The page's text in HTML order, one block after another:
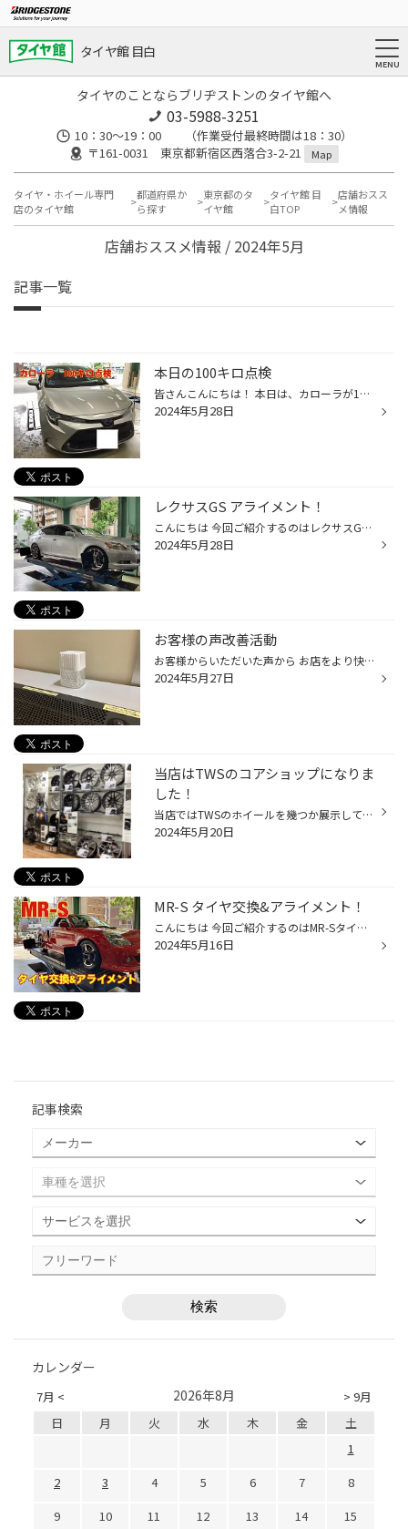
タイヤ館 目白
タイヤのことならブリヂストンのタイヤ館へ
03-5988-3251
10：30～19：00 （作業受付最終時間は18：30）
〒161-0031 東京都新宿区西落合3-2-21
Map
タイヤ・ホイール専門
店のタイヤ館
都道府県か
ら探す
東京都のタ
イヤ館
タイヤ館 目
白TOP
店舗おスス
メ情報
店舗おススメ情報 / 2024年5月
記事一覧
本日の100キロ点検
皆さんこんにちは！ 本日は、カローラが100km点検でご来店されました！ ありがとうございます！ 新品のタイヤはしばらく走るとホイールに馴染み 空気圧の変化が起こったり、 ナット・ボルトの締め付けトルクにバラつきが生じる場合が 稀にあります。 100km点検とはそういった走行後の変化を しっか...
2024年5月28日
レクサスGS アライメント！
こんにちは 今回ご紹介するのはレクサスGS アライメントです。 今回のお客様はタイヤ長持ちプランをご購入いただいており 最長3年で3回まで無料でアライメントの測定を 行うことができます！ アライメントはパーツの経年劣化や縁石などに ぶつけると狂ってしまいます。 そのため定期的にアライメン...
2024年5月28日
お客様の声改善活動
お客様からいただいた声から お店をより快適に過ごしていただくため、 改善活動を行っております。 5月13日 店内のタバコの臭いがきつかった（男性 60代 TK目白） 店内のタバコの臭いがキツかったとお声をいただきました。 喫煙室内に消臭ビーズの設置 扉の隙間となる部分にモールを設置しました。 ...
2024年5月27日
当店はTWSのコアショップになりま
した！
当店ではTWSのホイールを幾つか展示しています！ TWSのホイールと言っても余りピンとこない方も多いかと思うので幾つかご紹介します。 まず1種類目はTWS Exspur "EX" Segmentです フェラーリ、ポルシェ、メルセデス ベンツ、レクサスなどの プレミアムカーメーカーに対し、"Exclusive"なデザインを...
2024年5月20日
MR-S タイヤ交換&アライメント！
こんにちは 今回ご紹介するのはMR-Sタイヤ交換です! タイヤ：ポテンザRE-71RS サイズ：F185/55R15 R215/45R16 ポテンザRE-71RSは高いグリップ性能を発揮するタイヤです そして今回アライメント調整も行いました。 タイヤ新品時に調整を行うことで、一番いい状態でタイヤを使うことができます。 ご来...
2024年5月16日
記事検索
カレンダー
7月 < > 9月
2026年8月
日 月 火 水 木 金
土
1
2
3 4 5 6 7
8
9
10 11 12 13 14
15